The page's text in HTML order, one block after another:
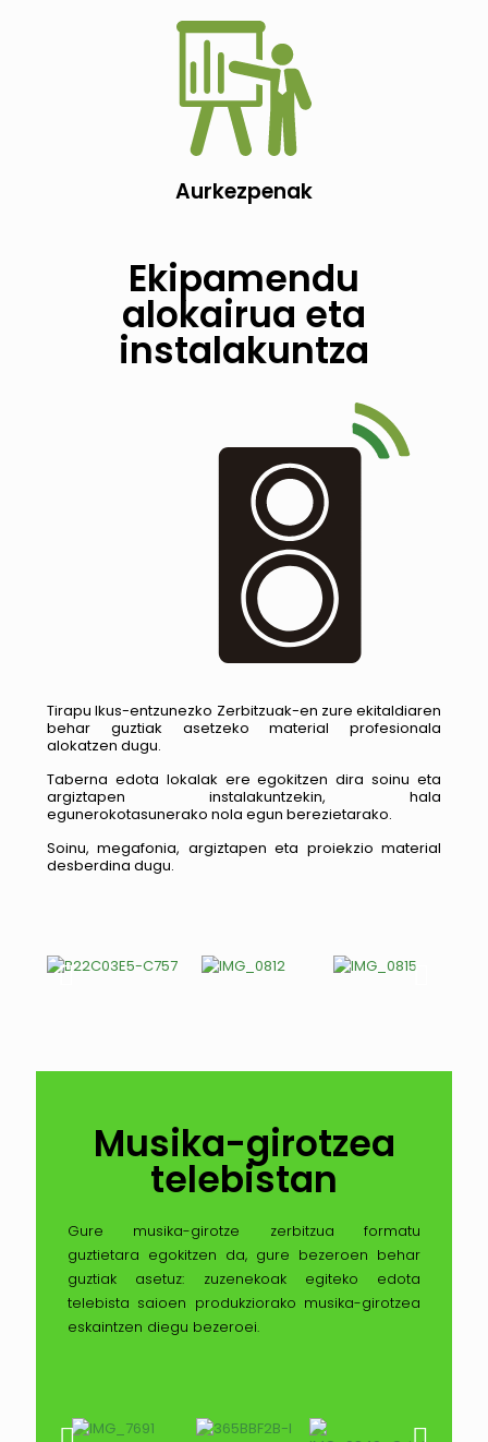
Aurkezpenak
Ekipamendu
alokairua eta
instalakuntza
Tirapu Ikus-entzunezko Zerbitzuak-en zure ekitaldiaren
behar guztiak asetzeko material profesionala
alokatzen dugu.
Taberna edota lokalak ere egokitzen dira soinu eta
argiztapen instalakuntzekin, hala
egunerokotasunerako nola egun berezietarako.
Soinu, megafonia, argiztapen eta proiekzio material
desberdina dugu.
Musika-girotzea
telebistan
Gure musika-girotze zerbitzua formatu
guztietara egokitzen da, gure bezeroen behar
guztiak asetuz: zuzenekoak egiteko edota
telebista saioen produkziorako musika-girotzea
eskaintzen diegu bezeroei.